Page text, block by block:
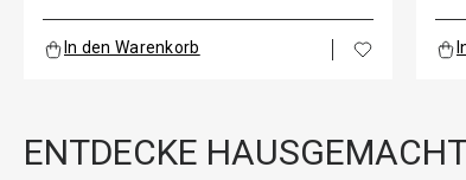
In den Warenkorb
ENTDECKE